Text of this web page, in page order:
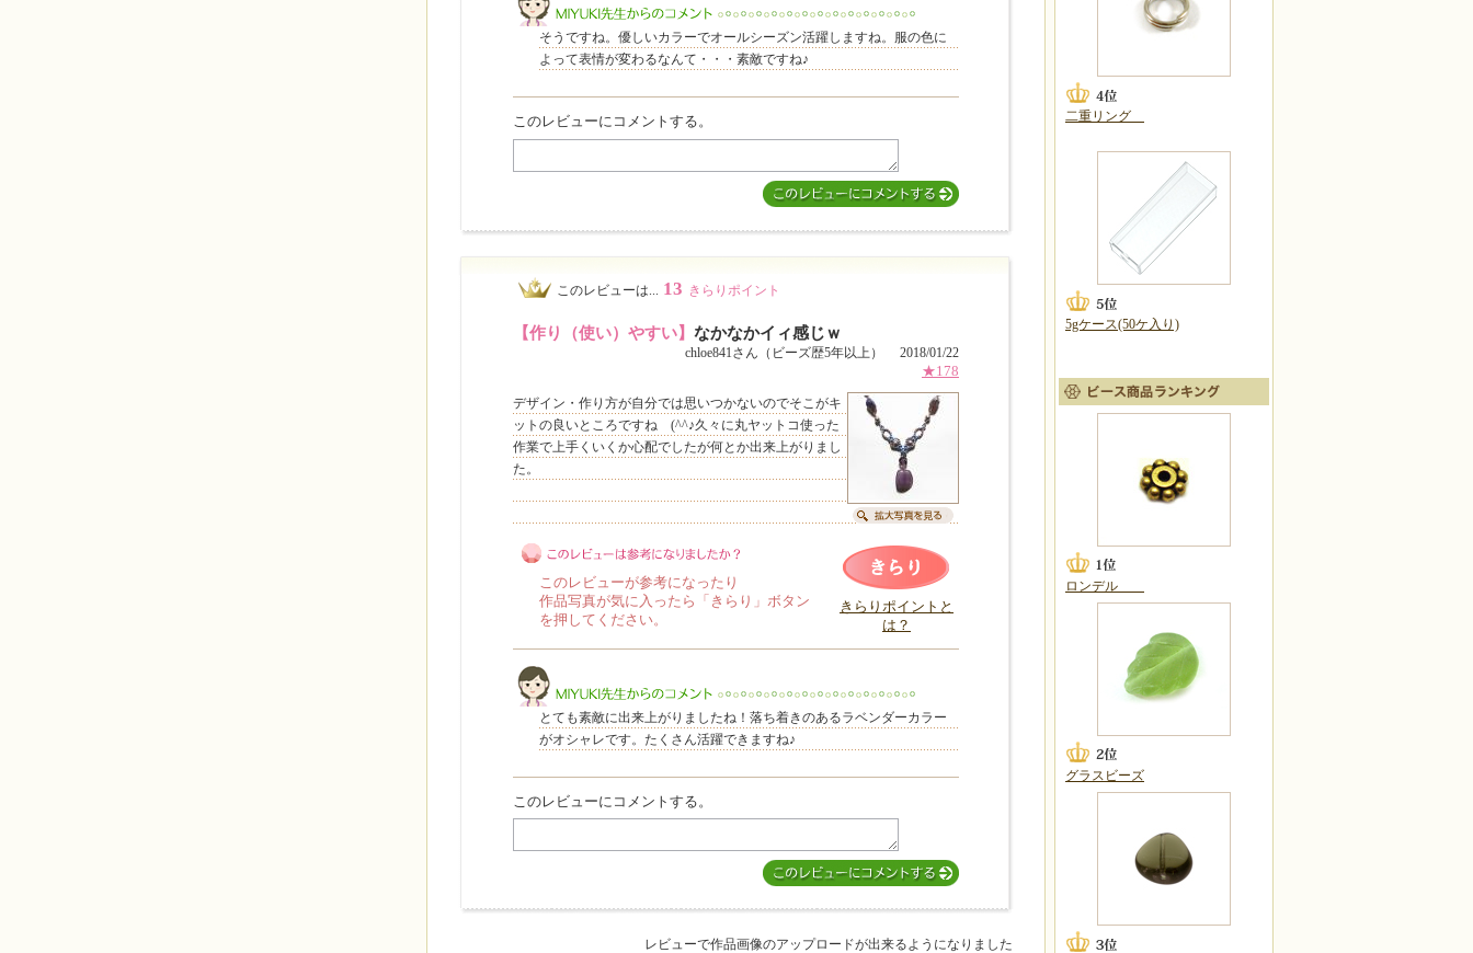
このレビューは参考になりましたか？
そうですね。優しいカラーでオールシーズン活躍しますね。服の色に
よって表情が変わるなんて・・・素敵ですね♪
このレビューにコメントする。
このレビューは... 13 きらりポイント
【作り（使い）やすい】 なかなかイィ感じｗ
chloe841さん（ビーズ歴5年以上） 2018/01/22
★178
デザイン・作り方が自分では思いつかないのでそこがキ
ットの良いところですね (^^♪久々に丸ヤットコ使った
作業で上手くいくか心配でしたが何とか出来上がりまし
た。
このレビューは参考になりましたか？
このレビューが参考になったり
作品写真が気に入ったら「きらり」ボタン
を押してください。
きらりポイントと
は？
とても素敵に出来上がりましたね！落ち着きのあるラベンダーカラー
がオシャレです。たくさん活躍できますね♪
このレビューにコメントする。
レビューで作品画像のアップロードが出来るようになりました
二重リング
5gケース(50ケ入り)
ロンデル
グラスビーズ